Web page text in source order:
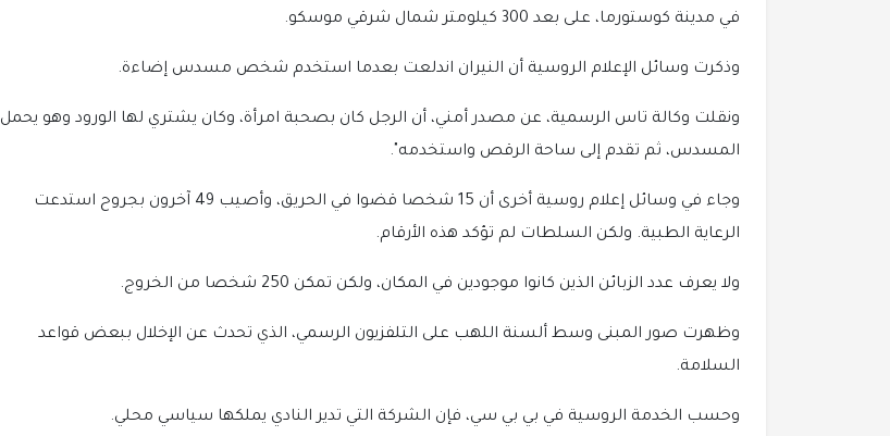
في مدينة كوستورما، على بعد 300 كيلومتر شمال شرقي موسكو.
وذكرت وسائل الإعلام الروسية أن النيران اندلعت بعدما استخدم شخص مسدس إضاءة.
ونقلت وكالة تاس الرسمية، عن مصدر أمني، أن الرجل كان بصحبة امرأة، وكان يشتري لها الورود وهو يحمل
المسدس، ثم تقدم إلى ساحة الرقص واستخدمه".
وجاء في وسائل إعلام روسية أخرى أن 15 شخصا قضوا في الحريق، وأصيب 49 آخرون بجروح استدعت
الرعاية الطبية. ولكن السلطات لم تؤكد هذه الأرقام.
ولا يعرف عدد الزبائن الذين كانوا موجودين في المكان، ولكن تمكن 250 شخصا من الخروج.
وظهرت صور المبنى وسط ألسنة اللهب على التلفزيون الرسمي، الذي تحدث عن الإخلال ببعض قواعد
السلامة.
وحسب الخدمة الروسية في بي بي سي، فإن الشركة التي تدير النادي يملكها سياسي محلي.